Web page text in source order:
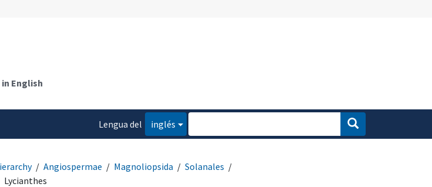
in English
Lengua del
inglés
Angiospermae Magnoliopsida
Solanales
Lycianthes